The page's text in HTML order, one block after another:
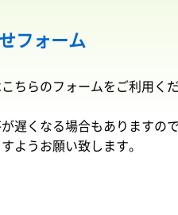
フォーム
ちらのフォームをご利用くだ
遅くなる場合もありますの
ようお願い致します。